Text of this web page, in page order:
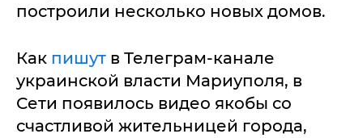
построили несколько новых домов.
Как пишут в Телеграм-канале
украинской власти Мариуполя, в
Сети появилось видео якобы со
счастливой жительницей города,